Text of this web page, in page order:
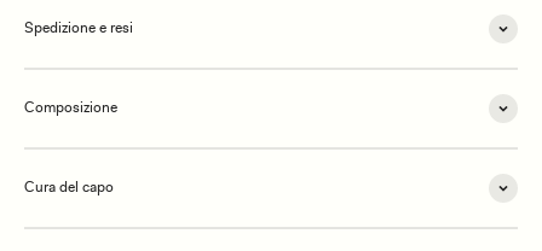
Spedizione e resi
Composizione
Cura del capo